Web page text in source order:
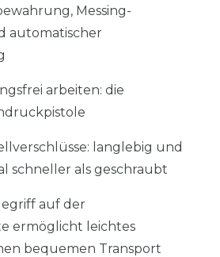
Messing-
automatischer
arbeiten: die
langlebig und
schneller als geschraubt
auf der
ermöglicht leichtes
bequemen Transport